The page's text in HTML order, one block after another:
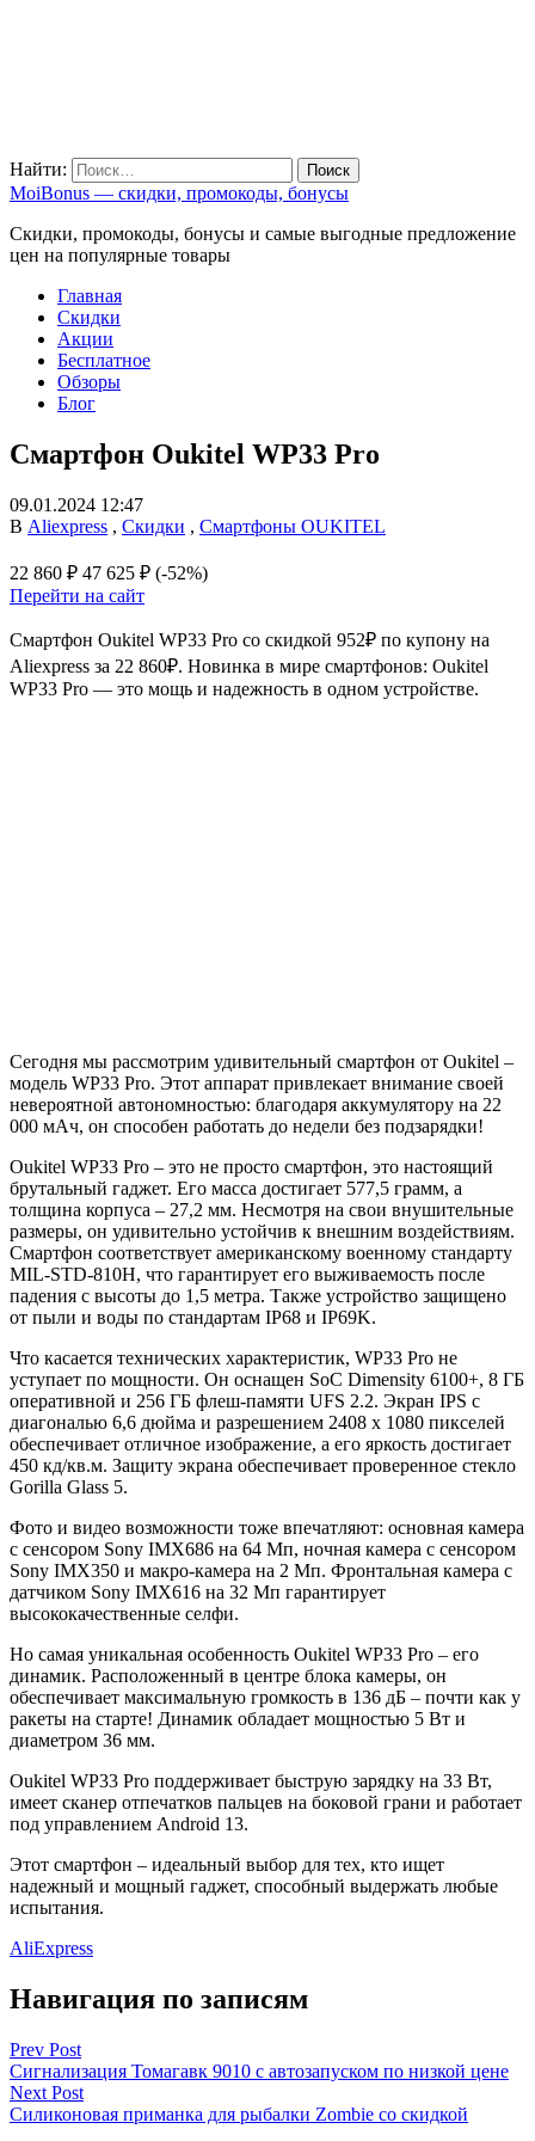
Найти:
MoiBonus — скидки, промокоды, бонусы
Скидки, промокоды, бонусы и самые выгодные предложение
цен на популярные товары
Главная
Скидки
Акции
Бесплатное
Обзоры
Блог
Смартфон Oukitel WP33 Pro
09.01.2024 12:47
В Aliexpress , Скидки , Смартфоны OUKITEL
22 860 ₽ 47 625 ₽ (-52%)
Перейти на сайт
Смартфон Oukitel WP33 Pro со скидкой 952₽ по купону на
Aliexpress за 22 860₽. Новинка в мире смартфонов: Oukitel
WP33 Pro — это мощь и надежность в одном устройстве.
Сегодня мы рассмотрим удивительный смартфон от Oukitel –
модель WP33 Pro. Этот аппарат привлекает внимание своей
невероятной автономностью: благодаря аккумулятору на 22
000 мАч, он способен работать до недели без подзарядки!
Oukitel WP33 Pro – это не просто смартфон, это настоящий
брутальный гаджет. Его масса достигает 577,5 грамм, а
толщина корпуса – 27,2 мм. Несмотря на свои внушительные
размеры, он удивительно устойчив к внешним воздействиям.
Смартфон соответствует американскому военному стандарту
MIL-STD-810H, что гарантирует его выживаемость после
падения с высоты до 1,5 метра. Также устройство защищено
от пыли и воды по стандартам IP68 и IP69K.
Что касается технических характеристик, WP33 Pro не
уступает по мощности. Он оснащен SoC Dimensity 6100+, 8 ГБ
оперативной и 256 ГБ флеш-памяти UFS 2.2. Экран IPS с
диагональю 6,6 дюйма и разрешением 2408 х 1080 пикселей
обеспечивает отличное изображение, а его яркость достигает
450 кд/кв.м. Защиту экрана обеспечивает проверенное стекло
Gorilla Glass 5.
Фото и видео возможности тоже впечатляют: основная камера
с сенсором Sony IMX686 на 64 Мп, ночная камера с сенсором
Sony IMX350 и макро-камера на 2 Мп. Фронтальная камера с
датчиком Sony IMX616 на 32 Мп гарантирует
высококачественные селфи.
Но самая уникальная особенность Oukitel WP33 Pro – его
динамик. Расположенный в центре блока камеры, он
обеспечивает максимальную громкость в 136 дБ – почти как у
ракеты на старте! Динамик обладает мощностью 5 Вт и
диаметром 36 мм.
Oukitel WP33 Pro поддерживает быструю зарядку на 33 Вт,
имеет сканер отпечатков пальцев на боковой грани и работает
под управлением Android 13.
Этот смартфон – идеальный выбор для тех, кто ищет
надежный и мощный гаджет, способный выдержать любые
испытания.
AliExpress
Навигация по записям
Prev Post
Сигнализация Томагавк 9010 с автозапуском по низкой цене
Next Post
Силиконовая приманка для рыбалки Zombie со скидкой